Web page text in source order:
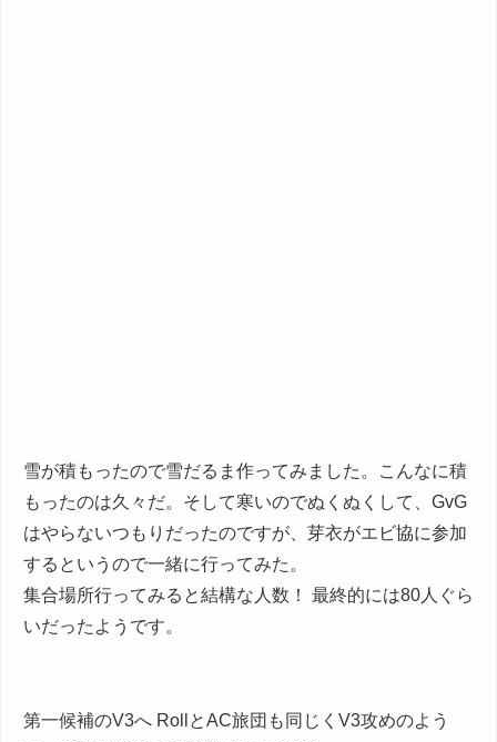
雪が積もったので雪だるま作ってみました。こんなに積
もったのは久々だ。そして寒いのでぬくぬくして、GvG
はやらないつもりだったのですが、芽衣がエビ協に参加
するというので一緒に行ってみた。
集合場所行ってみると結構な人数！ 最終的には80人ぐら
いだったようです。
第一候補のV3へ RollとAC旅団も同じくV3攻めのよう